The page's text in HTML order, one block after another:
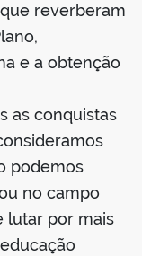
reverberam
e a obtenção
as conquistas
podemos
no campo
lutar por mais